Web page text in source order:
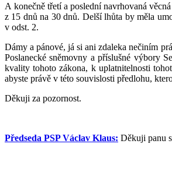
A konečně třetí a poslední navrhovaná
z 15 dnů na 30 dnů. Delší lhůta by měla
v odst. 2.
Dámy a pánové, já si ani zdaleka nečiním
Poslanecké sněmovny a příslušné výbory
kvality tohoto zákona, k uplatnitelnosti
abyste právě v této souvislosti předlohu,
Děkuji za pozornost.
Předseda PSP Václav Klaus: Děkuji panu